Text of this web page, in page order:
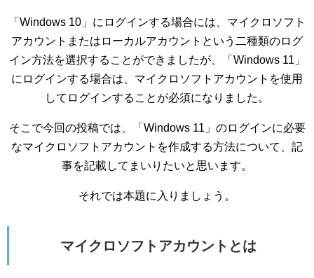
「Windows 10」にログインする場合には、マイクロソフト
アカウントまたはローカルアカウントという二種類のログ
イン方法を選択することができましたが、「Windows 11」
にログインする場合は、マイクロソフトアカウントを使用
してログインすることが必須になりました。
そこで今回の投稿では、「Windows 11」のログインに必要
なマイクロソフトアカウントを作成する方法について、記
事を記載してまいりたいと思います。
それでは本題に入りましょう。
マイクロソフトアカウントとは